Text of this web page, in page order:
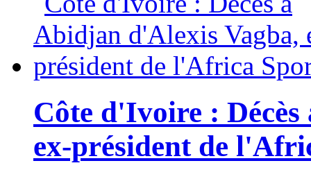
Côte d'Ivoire :
ex-président de